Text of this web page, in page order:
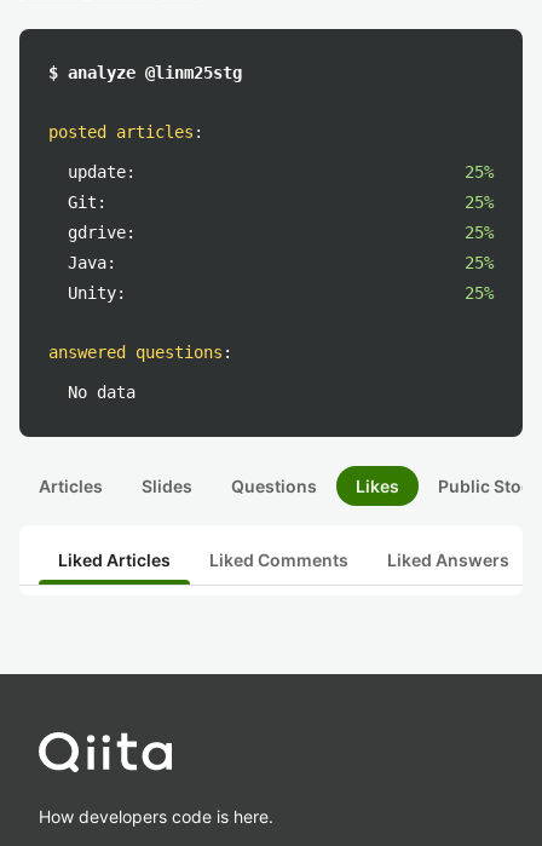
$ analyze @linm25stg
posted articles :
update:
25%
Git:
25%
gdrive:
25%
Java:
25%
Unity:
25%
answered questions :
No data
Articles Slides Questions Likes Public
Liked Articles Liked Comments Liked Answers
How developers code is here.